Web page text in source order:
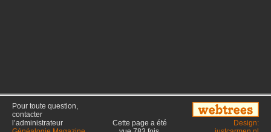
Pour toute question,
contacter
l’administrateur
Cette page a été
Design: